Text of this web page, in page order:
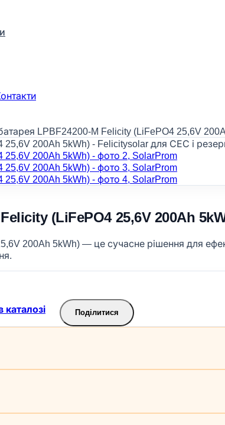
LPBF24200-M Felicity (LiFePO4 25,6V
(LiFePO4 25,6V 200Ah
200Ah 5kWh) — це сучасне рішення для
каталозі Поділитися